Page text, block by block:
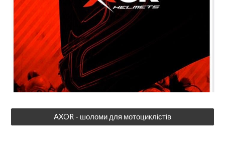
AXOR - шоломи для мотоциклістів